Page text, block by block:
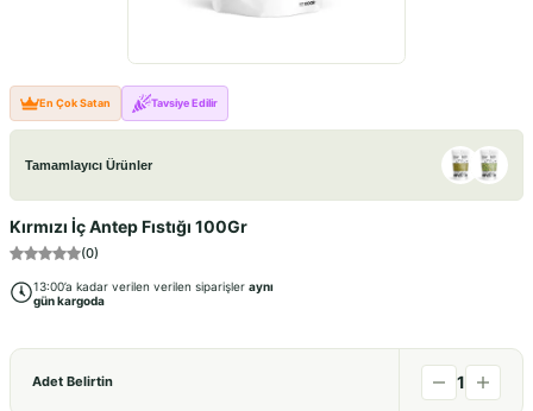
En Çok Satan Tavsiye Edilir
Tamamlayıcı Ürünler
Kırmızı İç Antep Fıstığı 100Gr
(0)
13:00’a kadar verilen verilen siparişler aynı
gün kargoda
Adet Belirtin 1